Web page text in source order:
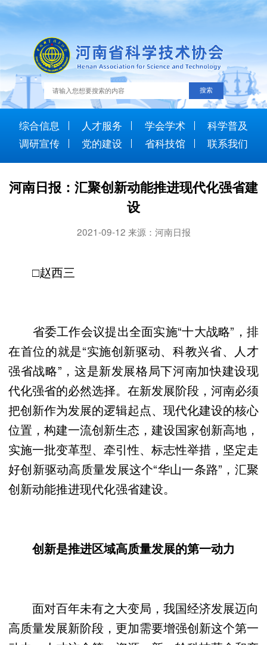
综合信息 人才服务 学会学术
科学普及
调研宣传
党的建设 省科技馆 联系我们
河南日报：汇聚创新动能推进现代化强省建
设
2021-09-12 来源：河南日报
□赵西三
省委工作会议提出全面实施“十大战略”，排
在首位的就是“实施创新驱动、科教兴省、人才
强省战略”，这是新发展格局下河南加快建设现
代化强省的必然选择。在新发展阶段，河南必须
把创新作为发展的逻辑起点、现代化建设的核心
位置，构建一流创新生态，建设国家创新高地，
实施一批变革型、牵引性、标志性举措，坚定走
好创新驱动高质量发展这个“华山一条路”，汇聚
创新动能推进现代化强省建设。
创新是推进区域高质量发展的第一动力
面对百年未有之大变局，我国经济发展迈向
高质量发展新阶段，更加需要增强创新这个第一